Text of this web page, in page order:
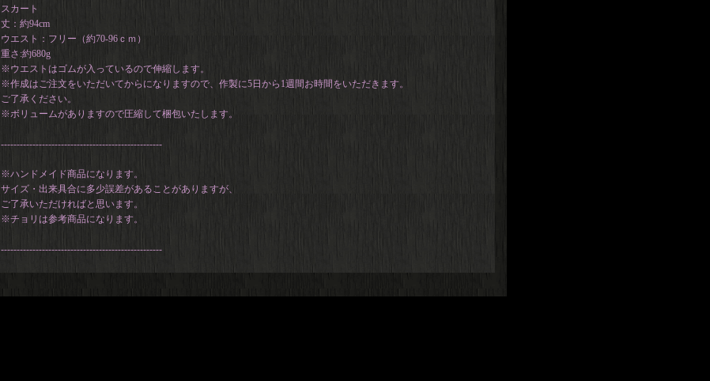
スカート
丈：約94cm
ウエスト：フリー（約70-96ｃｍ）
重さ:約680g
※ウエストはゴムが入っているので伸縮します。
※作成はご注文をいただいてからになりますので、作製に5日から1週間お時間をいただきます。
ご了承ください。
※ボリュームがありますので圧縮して梱包いたします。
---------------------------------------------------
※ハンドメイド商品になります。
サイズ・出来具合に多少誤差があることがありますが、
ご了承いただければと思います。
※チョリは参考商品になります。
---------------------------------------------------